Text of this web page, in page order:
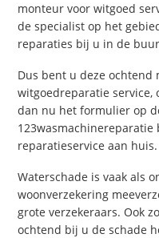
monteur voor witgoed
de specialist op het
reparaties bij u in de
Dus bent u deze ochtend
witgoedreparatie service,
dan nu het formulier op
123wasmachinereparatie
reparatieservice aan huis.
Waterschade is vaak als
woonverzekering
grote verzekeraars. Ook
ochtend bij u de schade